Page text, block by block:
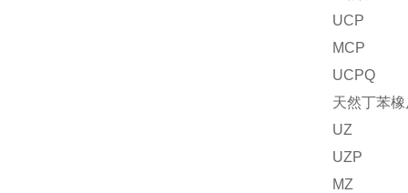
UCP
MCP
UCPQ
天然丁苯
UZ
UZP
MZ